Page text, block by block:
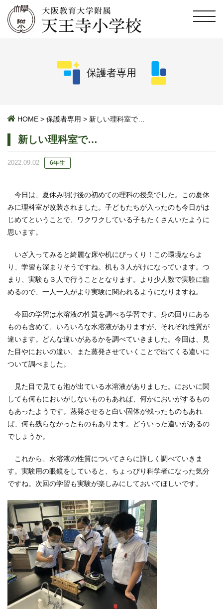
保護者専用
HOME > 保護者専用 > 新しい理科室で…
新しい理科室で…
2022.09.02 6年生
今日は、夏休み明け後の初めての理科の授業でした。この夏休
みに理科室が改装されました。子どもたちが入ったのも今日がは
じめてということで、ワクワクしている子もたくさんいたように
思います。
いざ入ってみると綺麗な床や机にびっくり！この環境ならよ
り、学習も深まりそうですね。机も３人がけになっています。つ
まり、実験も３人で行うこととなります。より少人数で実験に臨
めるので、一人一人がより実験に関われるようになりますね。
今回の学習は水溶液の性質を調べる学習です。身の回りにある
ものも含めて、いろいろな水溶液がありますが、それぞれ性質が
違います。どんな違いがあるかを調べていきました。今回は、見
た目やにおいの違い、また蒸発させていくことで出てくる違いに
ついて調べました。
見た目で見ても泡が出ている水溶液がありました。においに関
しても何もにおいがしないものもあれば、何かにおいがするもの
もあったようです。蒸発させると白い固体が残ったものもあれ
ば、何も残らなかったものもあります。どういった違いがあるの
でしょうか。
これから、水溶液の性質についてさらに詳しく調べていきま
す。実験用の眼鏡をしていると、ちょっぴり科学者になった気分
ですね。次回の学習も実験が楽しみにしておいてほしいです。